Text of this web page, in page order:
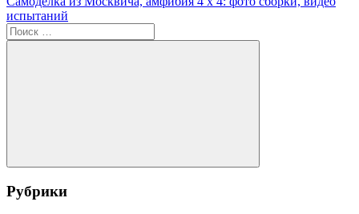
по
записям
запись:
испытаний
Поиск
для:
Поиск
Рубрики